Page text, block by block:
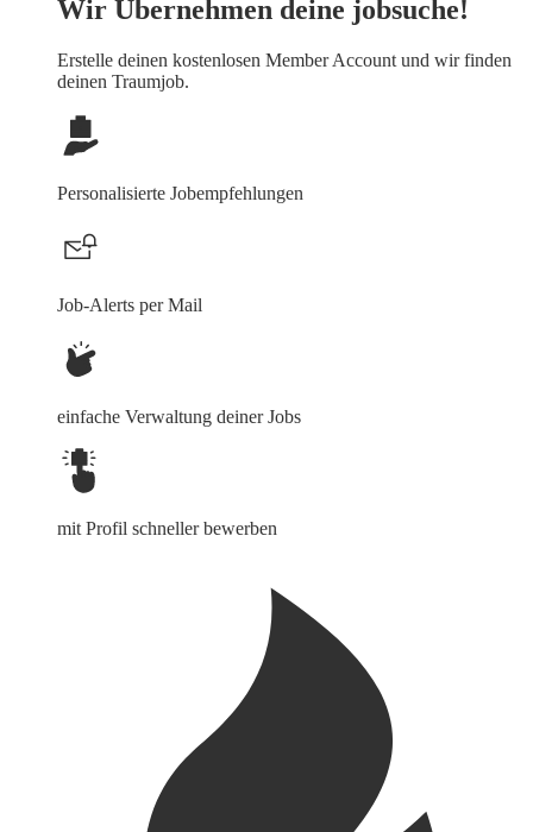
Wir Übernehmen deine jobsuche!
Erstelle deinen kostenlosen Member Account und wir finden
deinen Traumjob.
Personalisierte Jobempfehlungen
Job-Alerts per Mail
einfache Verwaltung deiner Jobs
mit Profil schneller bewerben